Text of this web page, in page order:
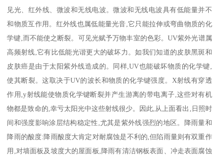
见光、红外线、微波和无线电波。微波和无线电波具有低能量并不
和物质互作用。红外线也属低能量光音,它只能拉伸或弯曲物质的化
学键,而不能使之断裂。可见光赋予万物丰室的色彩。UV紫外光谱属
高频射线,它有比低能光谐更大的破坏力。如我们知道的皮肤黑斑和
皮肤癌是由于太阳紫外线造成的。同样,UV也能破坏物质的化学键,
使其断裂。这取决于UV的波长和物质的化学键强度。X射线有穿透
作用,y射线能使物质化学键断裂并产生游离的带电离子,这些对有机
物都是致命的,幸亏太阳光中这些射线很少。因此,从上面看出,日照时
间和强度影响涂层结构稳定性,尤其是紫外线强烈的地区。降雨量和
降雨的酸度:降雨酸度大肯定对耐腐蚀是不利的,但陷雨量则有双重作
用,对墙面板及坡度大的屋面板,降雨有清洁钢板表面、冲走表面腐蚀